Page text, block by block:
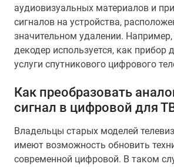
аудиовизуальных материалов и
сигналов на устройства,
значительном удалении.
декодер используется, как прибор
услуги спутникового цифрового
Как преобразовать
сигнал в цифровой для
Владельцы старых моделей
имеют возможность обновить
современной цифровой. В таком